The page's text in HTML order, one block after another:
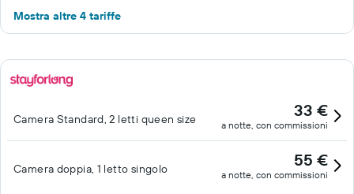
Mostra altre 4 tariffe
Camera Standard, 2 letti queen size 33 €
a notte, con commissioni
Camera doppia, 1 letto singolo 55 €
a notte, con commissioni